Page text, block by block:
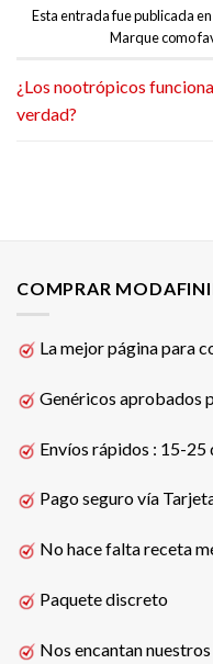
Esta entrada fue publicada en
Marque como
¿Los nootrópicos
verdad?
COMPRAR
La mejor página para
Genéricos aprobados
Envíos rápidos : 15-25
Pago seguro vía
No hace falta receta
Paquete discreto
Nos encantan